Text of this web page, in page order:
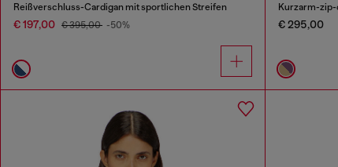
Reißverschluss-Cardigan mit sportlichen Streifen
€ 197,00 € 395,00 -50%
Kurzarm-
€ 295,00